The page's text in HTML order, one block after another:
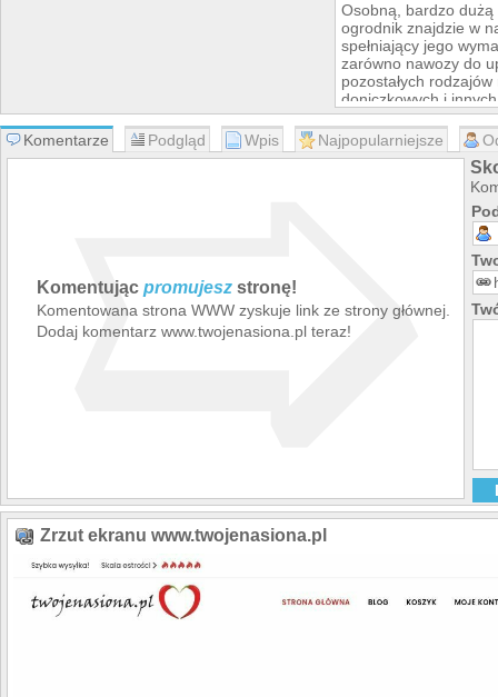
Osobną, bardzo
ogrodnik znajdzie w
spełniający jego
zarówno nawozy do
pozostałych
doniczkowych i
nawozów, takie jak
umożliwią wysokie
Asortyment sklepu
produkty w postaci
doniczek, podłoży,
Nieustannie staramy
produkty w
tanią wysyłkę w
Zapraszamy do
stronie Kalendarza
siewu nasion. Dzięki
staramy się
Komentarze Podgląd Wpis Najpopularniejsze
Komentując promujesz stronę!
Komentowana strona WWW zyskuje link ze strony głównej.
Dodaj komentarz www.twojenasiona.pl teraz!
➯
Zrzut ekranu www.twojenasiona.pl